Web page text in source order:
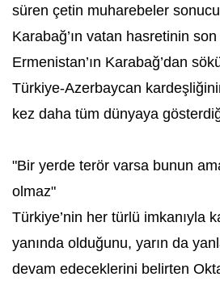
süren çetin muharebeler
Karabağ’ın vatan hasretinin
Ermenistan’ın Karabağ’dan
Türkiye-Azerbaycan
kez daha tüm dünyaya
"Bir yerde terör varsa bunun
olmaz"
Türkiye’nin her türlü imkanıyla
yanında olduğunu, yarın da
devam edeceklerini belirten